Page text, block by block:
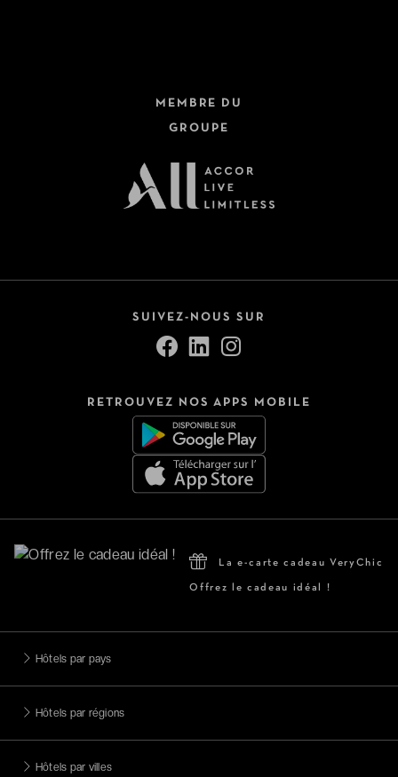
MEMBRE DU
GROUPE
SUIVEZ-NOUS SUR
RETROUVEZ NOS APPS MOBILE
La e-carte cadeau VeryChic
Offrez le cadeau idéal !
Hôtels par pays
Hôtels par régions
Hôtels par villes